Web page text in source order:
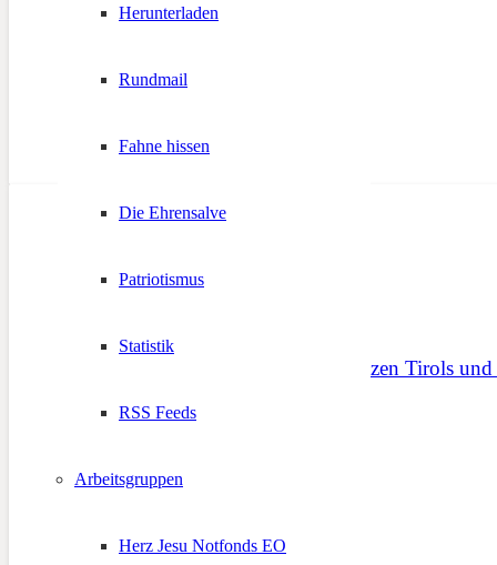
Herunterladen
Rundmail
Fahne hissen
Die Ehrensalve
Patriotismus
Statistik
RSS Feeds
Arbeitsgruppen
Herz Jesu Notfonds EO
8. Juni 2021
Ausstellung „Die Schützen Tirols
9. Oktober 2012